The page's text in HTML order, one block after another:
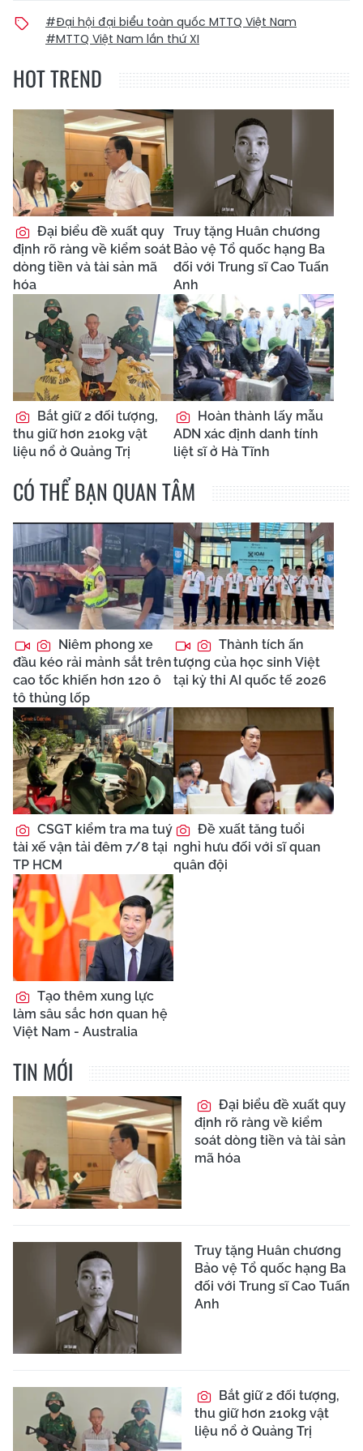
#Đại hội đại biểu toàn quốc MTTQ Việt Nam
#MTTQ Việt Nam lần thứ XI
HOT TREND
Đại biểu đề xuất quy
định rõ ràng về kiểm soát
dòng tiền và tài sản mã
hóa
Truy tặng Huân chương
Bảo vệ Tổ quốc hạng Ba
đối với Trung sĩ Cao Tuấn
Anh
Bắt giữ 2 đối tượng,
thu giữ hơn 210kg vật
liệu nổ ở Quảng Trị
Hoàn thành lấy mẫu
ADN xác định danh tính
liệt sĩ ở Hà Tĩnh
CÓ THỂ BẠN QUAN TÂM
Niêm phong xe
đầu kéo rải mảnh sắt trên
cao tốc khiến hơn 120 ô
tô thủng lốp
Thành tích ấn
tượng của học sinh Việt
tại kỳ thi AI quốc tế 2026
CSGT kiểm tra ma tuý
tài xế vận tải đêm 7/8 tại
TP HCM
Đề xuất tăng tuổi
nghỉ hưu đối với sĩ quan
quân đội
Tạo thêm xung lực
làm sâu sắc hơn quan hệ
Việt Nam - Australia
TIN MỚI
Đại biểu đề xuất quy
định rõ ràng về kiểm
soát dòng tiền và tài sản
mã hóa
Truy tặng Huân chương
Bảo vệ Tổ quốc hạng Ba
đối với Trung sĩ Cao Tuấn
Anh
Bắt giữ 2 đối tượng,
thu giữ hơn 210kg vật
liệu nổ ở Quảng Trị